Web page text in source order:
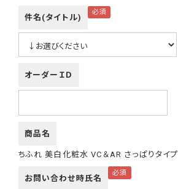
件名(タイトル)
オーダーＩＤ
商品名
ちふれ 美白化粧水 VC＆AR さっぱりタイプ
お問い合わせ時氏名